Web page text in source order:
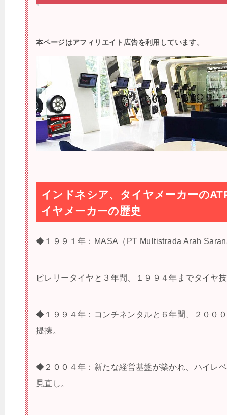
本ページはアフィリエイト広告を利用しています。
インドネシア、タイヤメーカーの
イヤメーカーの歴史
◆１９９１年：MASA（PT Multistrada Arah
ピレリータイヤと３年間、１９９４年までタイヤ
◆１９９４年：コンチネンタルと６年間、２００
提携。
◆２００４年：新たな経営基盤が築かれ、ハイレ
見直し。